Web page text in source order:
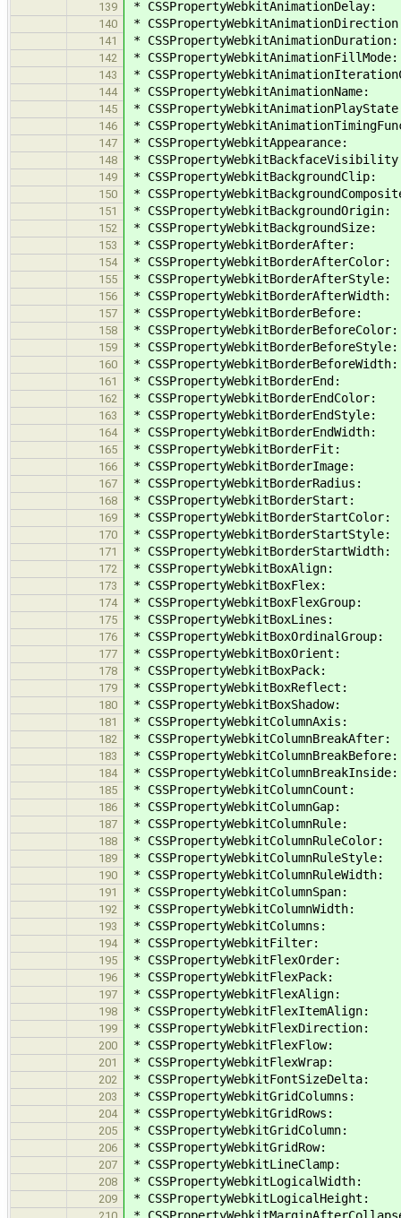
139 * CSSPropertyWebkitAnimationDelay:
140 *
141 * CSSPropertyWebkitAnimationDuration:
142 * CSSPropertyWebkitAnimationFillMode:
143 *
144 * CSSPropertyWebkitAnimationName:
145 *
146 *
147 * CSSPropertyWebkitAppearance:
148 *
149 * CSSPropertyWebkitBackgroundClip:
150 *
151 * CSSPropertyWebkitBackgroundOrigin:
152 * CSSPropertyWebkitBackgroundSize:
153 * CSSPropertyWebkitBorderAfter:
154 * CSSPropertyWebkitBorderAfterColor:
155 * CSSPropertyWebkitBorderAfterStyle:
156 * CSSPropertyWebkitBorderAfterWidth:
157 * CSSPropertyWebkitBorderBefore:
158 * CSSPropertyWebkitBorderBeforeColor:
159 * CSSPropertyWebkitBorderBeforeStyle:
160 * CSSPropertyWebkitBorderBeforeWidth:
161 * CSSPropertyWebkitBorderEnd:
162 * CSSPropertyWebkitBorderEndColor:
163 * CSSPropertyWebkitBorderEndStyle:
164 * CSSPropertyWebkitBorderEndWidth:
165 * CSSPropertyWebkitBorderFit:
166 * CSSPropertyWebkitBorderImage:
167 * CSSPropertyWebkitBorderRadius:
168 * CSSPropertyWebkitBorderStart:
169 * CSSPropertyWebkitBorderStartColor:
170 * CSSPropertyWebkitBorderStartStyle:
171 * CSSPropertyWebkitBorderStartWidth:
172 * CSSPropertyWebkitBoxAlign:
173 * CSSPropertyWebkitBoxFlex:
174 * CSSPropertyWebkitBoxFlexGroup:
175 * CSSPropertyWebkitBoxLines:
176 * CSSPropertyWebkitBoxOrdinalGroup:
177 * CSSPropertyWebkitBoxOrient:
178 * CSSPropertyWebkitBoxPack:
179 * CSSPropertyWebkitBoxReflect:
180 * CSSPropertyWebkitBoxShadow:
181 * CSSPropertyWebkitColumnAxis:
182 * CSSPropertyWebkitColumnBreakAfter:
183 * CSSPropertyWebkitColumnBreakBefore:
184 * CSSPropertyWebkitColumnBreakInside:
185 * CSSPropertyWebkitColumnCount:
186 * CSSPropertyWebkitColumnGap:
187 * CSSPropertyWebkitColumnRule:
188 * CSSPropertyWebkitColumnRuleColor:
189 * CSSPropertyWebkitColumnRuleStyle:
190 * CSSPropertyWebkitColumnRuleWidth:
191 * CSSPropertyWebkitColumnSpan:
192 * CSSPropertyWebkitColumnWidth:
193 * CSSPropertyWebkitColumns:
194 * CSSPropertyWebkitFilter:
195 * CSSPropertyWebkitFlexOrder:
196 * CSSPropertyWebkitFlexPack:
197 * CSSPropertyWebkitFlexAlign:
198 * CSSPropertyWebkitFlexItemAlign:
199 * CSSPropertyWebkitFlexDirection:
200 * CSSPropertyWebkitFlexFlow:
201 * CSSPropertyWebkitFlexWrap:
202 * CSSPropertyWebkitFontSizeDelta:
203 * CSSPropertyWebkitGridColumns:
204 * CSSPropertyWebkitGridRows:
205 * CSSPropertyWebkitGridColumn:
206 * CSSPropertyWebkitGridRow:
207 * CSSPropertyWebkitLineClamp:
208 * CSSPropertyWebkitLogicalWidth:
209 * CSSPropertyWebkitLogicalHeight: